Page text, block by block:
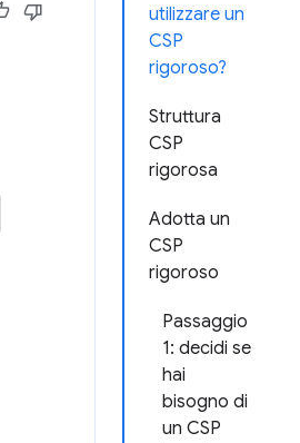
utilizzare un
CSP
rigoroso?
Struttura
CSP
rigorosa
Adotta un
CSP
rigoroso
Passaggio
1: decidi se
hai
bisogno di
un CSP